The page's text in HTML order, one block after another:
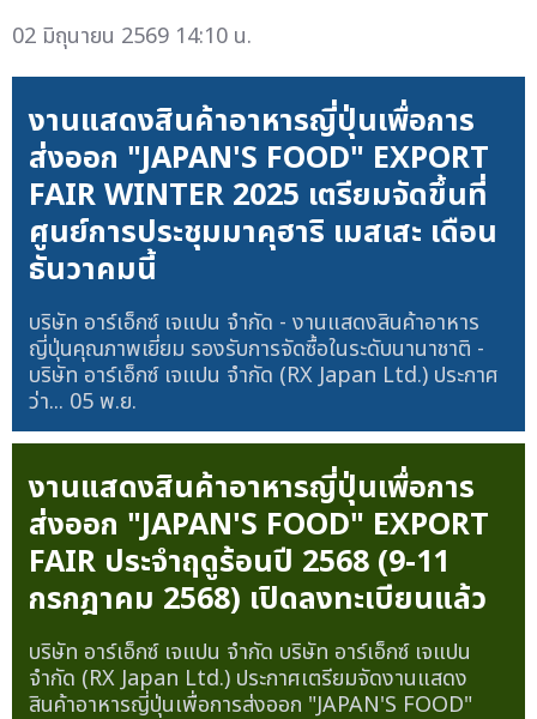
02 มิถุนายน 2569 14:10 น.
งานแสดงสินค้าอาหารญี่ปุ่นเพื่อการ
ส่งออก "JAPAN'S FOOD" EXPORT
FAIR WINTER 2025 เตรียมจัดขึ้นที่
ศูนย์การประชุมมาคุฮาริ เมสเสะ เดือน
ธันวาคมนี้
บริษัท อาร์เอ็กซ์ เจแปน จำกัด - งานแสดงสินค้าอาหาร
ญี่ปุ่นคุณภาพเยี่ยม รองรับการจัดซื้อในระดับนานาชาติ -
บริษัท อาร์เอ็กซ์ เจแปน จำกัด (RX Japan Ltd.) ประกาศ
ว่า... 05 พ.ย.
งานแสดงสินค้าอาหารญี่ปุ่นเพื่อการ
ส่งออก "JAPAN'S FOOD" EXPORT
FAIR ประจำฤดูร้อนปี 2568 (9-11
กรกฎาคม 2568) เปิดลงทะเบียนแล้ว
บริษัท อาร์เอ็กซ์ เจแปน จำกัด บริษัท อาร์เอ็กซ์ เจแปน
จำกัด (RX Japan Ltd.) ประกาศเตรียมจัดงานแสดง
สินค้าอาหารญี่ปุ่นเพื่อการส่งออก "JAPAN'S FOOD"